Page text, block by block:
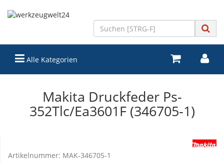
Alle Kategorien
Makita Druckfeder Ps-
352Tlc/Ea3601F (346705-1)
Artikelnummer: MAK-346705-1